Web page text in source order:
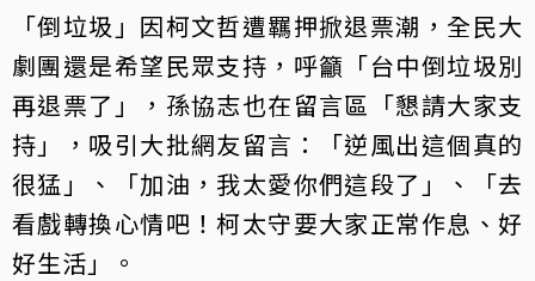
「倒垃圾」因柯文哲遭羈押掀退票潮，全民大
劇團還是希望民眾支持，呼籲「台中倒垃圾別
再退票了」，孫協志也在留言區「懇請大家支
持」，吸引大批網友留言：「逆風出這個真的
很猛」、「加油，我太愛你們這段了」、「去
看戲轉換心情吧！柯太守要大家正常作息、好
好生活」。